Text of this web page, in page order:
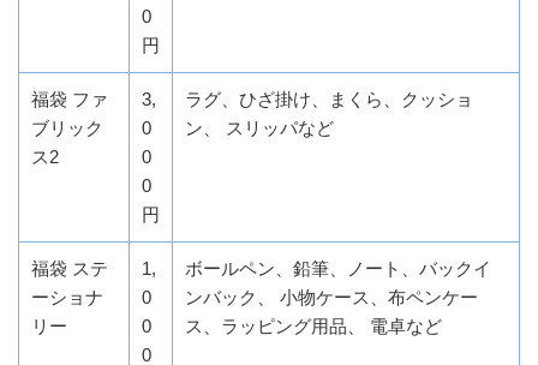
0
円
福袋 ファ
ブリック
ス2
3,
0
0
0
円
ラグ、ひざ掛け、まくら、クッショ
ン、 スリッパなど
福袋 ステ
ーショナ
リー
1,
0
0
0
ボールペン、鉛筆、ノート、バックイ
ンバック、 小物ケース、布ペンケー
ス、ラッピング用品、 電卓など